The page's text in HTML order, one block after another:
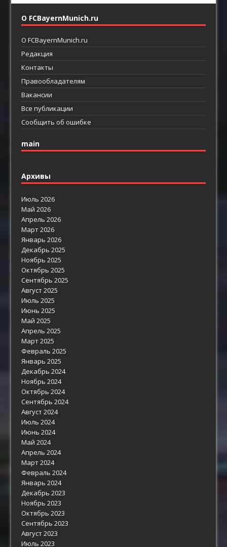
О FCBayernMunich.ru
О FCBayernMunich.ru
Редакция
Контакты
Правообладателям
Вакансии
Все публикации
Сообщить об ошибке
main
Архивы
Июль 2026
Май 2026
Апрель 2026
Март 2026
Январь 2026
Декабрь 2025
Ноябрь 2025
Октябрь 2025
Сентябрь 2025
Август 2025
Июль 2025
Июнь 2025
Май 2025
Апрель 2025
Март 2025
Февраль 2025
Январь 2025
Декабрь 2024
Ноябрь 2024
Октябрь 2024
Сентябрь 2024
Август 2024
Июль 2024
Июнь 2024
Май 2024
Апрель 2024
Март 2024
Февраль 2024
Январь 2024
Декабрь 2023
Ноябрь 2023
Октябрь 2023
Сентябрь 2023
Август 2023
Июль 2023